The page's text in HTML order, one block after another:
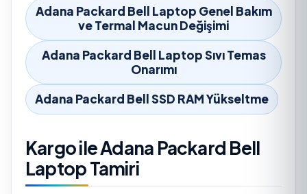
Adana Packard Bell Laptop Genel Bakım
ve Termal Macun Değişimi
Adana Packard Bell Laptop Sıvı Temas
Onarımı
Adana Packard Bell SSD RAM Yükseltme
Kargo ile Adana Packard Bell
Laptop Tamiri